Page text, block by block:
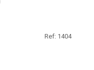
Ref: 1404